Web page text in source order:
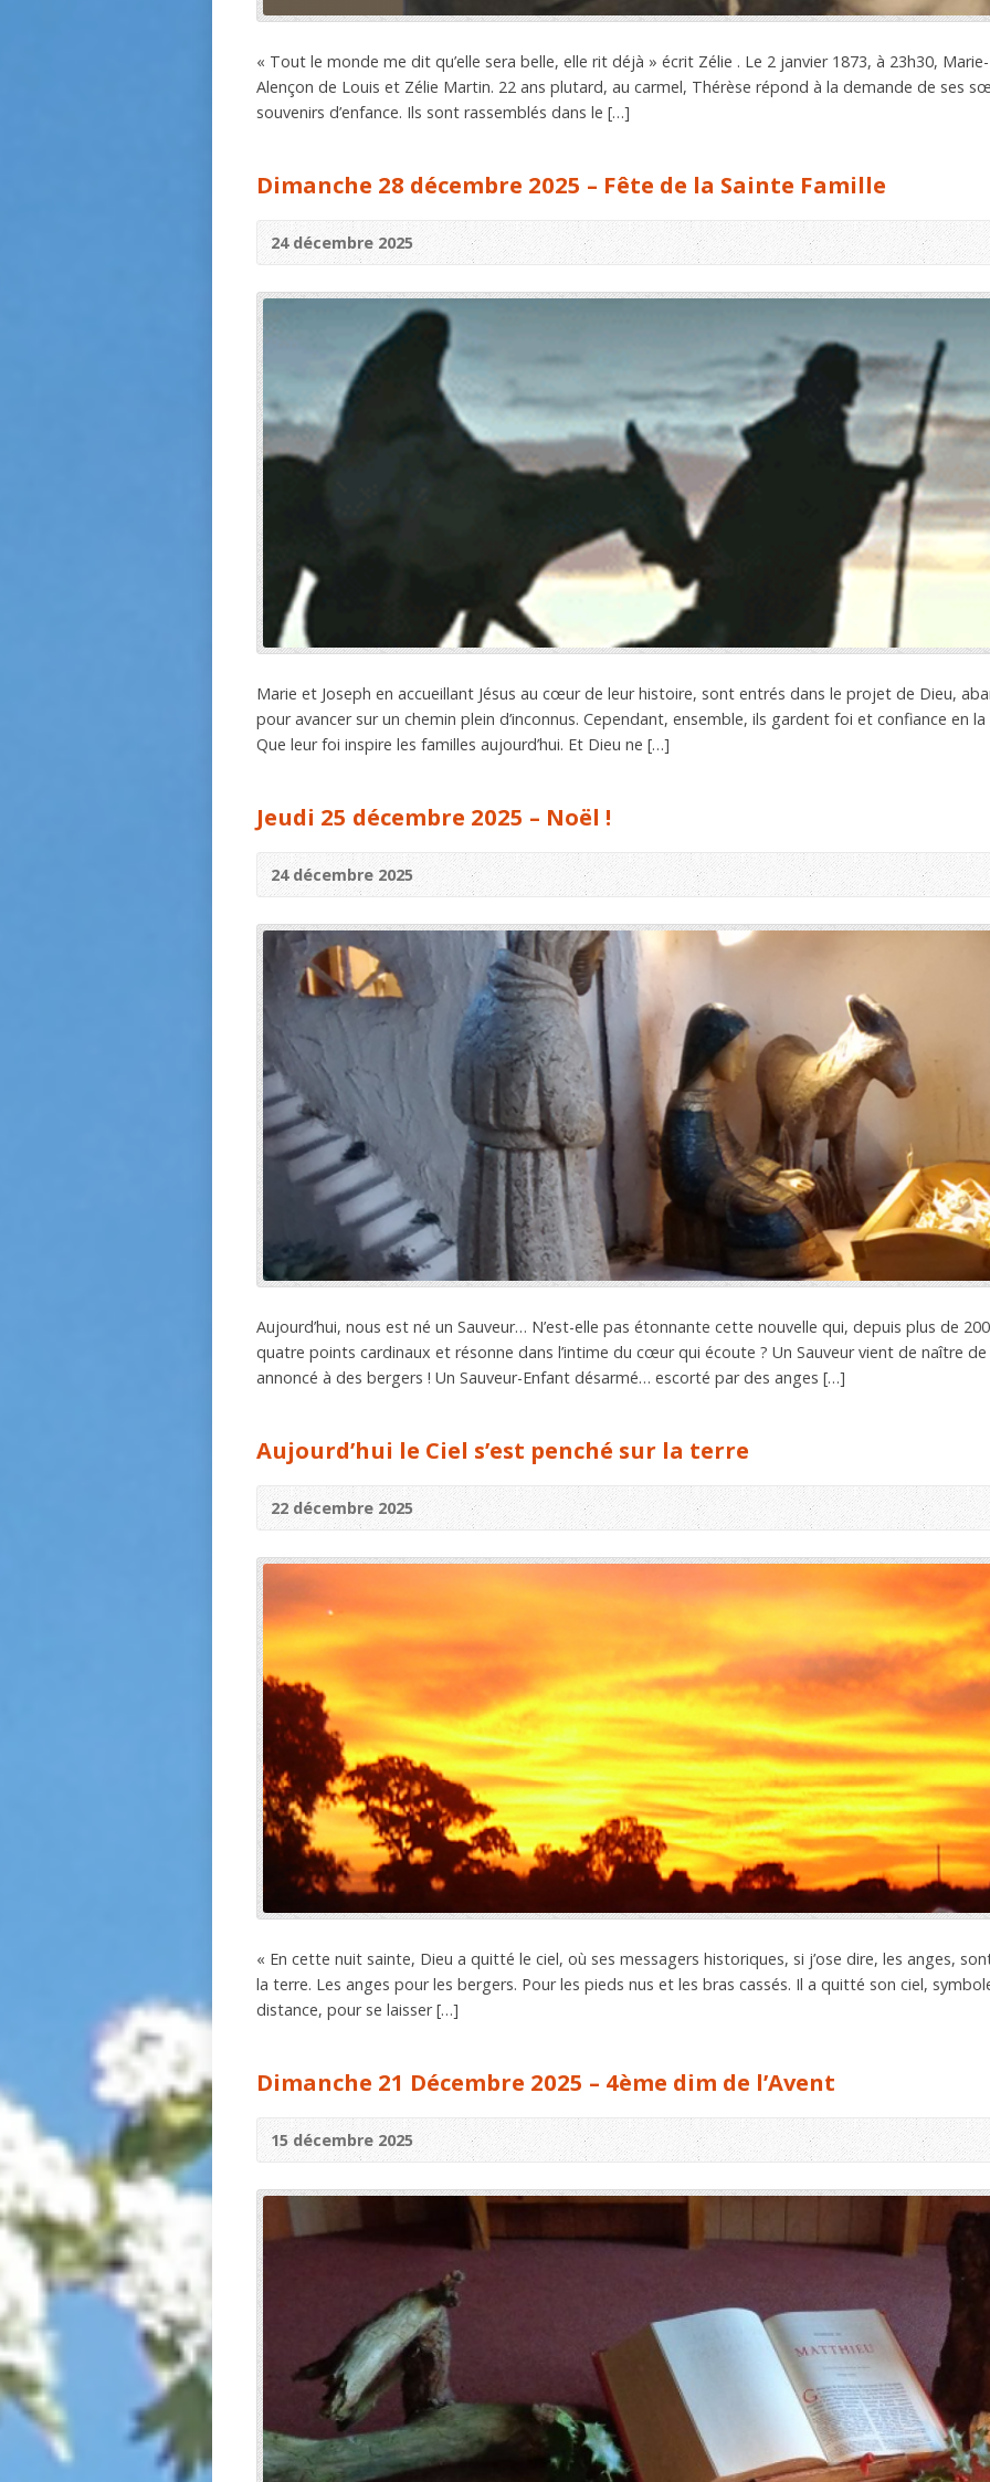
« Tout le monde me dit qu’elle sera belle, elle rit déjà » écrit Zélie . Le 2 janvier 1873, à 23h30,
Alençon de Louis et Zélie Martin. 22 ans plutard, au carmel, Thérèse répond à la demande de ses
souvenirs d’enfance. Ils sont rassemblés dans le […]
Dimanche 28 décembre 2025 – Fête de la Sainte Famille
24 décembre 2025
Marie et Joseph en accueillant Jésus au cœur de leur histoire, sont entrés dans le projet de Dieu,
pour avancer sur un chemin plein d’inconnus. Cependant, ensemble, ils gardent foi et confiance en
Que leur foi inspire les familles aujourd’hui. Et Dieu ne […]
Jeudi 25 décembre 2025 – Noël !
24 décembre 2025
Aujourd’hui, nous est né un Sauveur… N’est-elle pas étonnante cette nouvelle qui, depuis plus de
quatre points cardinaux et résonne dans l’intime du cœur qui écoute ? Un Sauveur vient de naître de
annoncé à des bergers ! Un Sauveur-Enfant désarmé… escorté par des anges […]
Aujourd’hui le Ciel s’est penché sur la terre
22 décembre 2025
« En cette nuit sainte, Dieu a quitté le ciel, où ses messagers historiques, si j’ose dire, les anges,
la terre. Les anges pour les bergers. Pour les pieds nus et les bras cassés. Il a quitté son ciel,
distance, pour se laisser […]
Dimanche 21 Décembre 2025 – 4ème dim de l’Avent
15 décembre 2025